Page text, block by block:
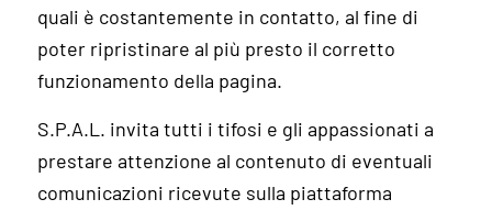
quali è costantemente in contatto, al fine di
poter ripristinare al più presto il corretto
funzionamento della pagina.
S.P.A.L. invita tutti i tifosi e gli appassionati a
prestare attenzione al contenuto di eventuali
comunicazioni ricevute sulla piattaforma